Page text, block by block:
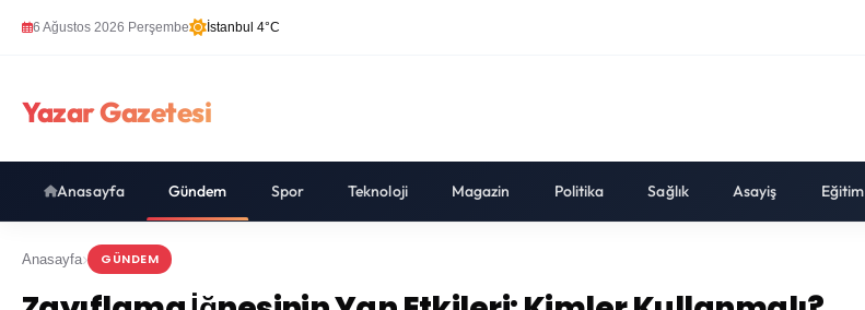
6 Ağustos 2026 Perşembe İstanbul 4°C
Yazar Gazetesi
Anasayfa Gündem Spor Teknoloji Magazin Politika Sağlık Asayiş Eğitim
Anasayfa GÜNDEM